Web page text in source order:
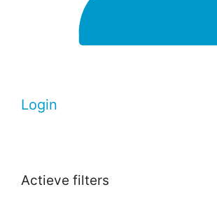
Login
Actieve filters